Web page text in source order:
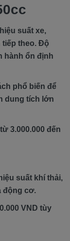
suất xe,
tiếp theo. Độ
hành ổn định
phổ biến để
dung tích lớn
3.000.000 đến
suất khí thải,
động cơ.
VND tùy